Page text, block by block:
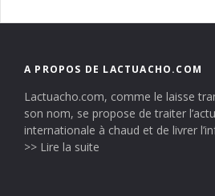
A PROPOS DE LACTUACHO.COM
Lactuacho.com, comme le laisse
son nom, se propose de traiter
internationale à chaud et de livrer
>> Lire la suite